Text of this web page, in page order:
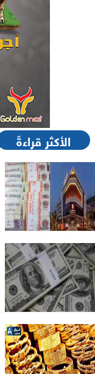
الأكثر قراءةً